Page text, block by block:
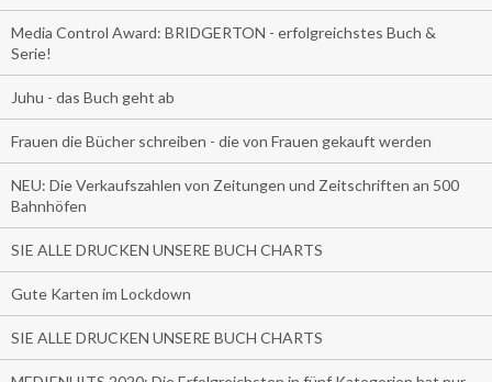
Media Control Award: BRIDGERTON - erfolgreichstes Buch &
Serie!
Juhu - das Buch geht ab
Frauen die Bücher schreiben - die von Frauen gekauft werden
NEU: Die Verkaufszahlen von Zeitungen und Zeitschriften an 500
Bahnhöfen
SIE ALLE DRUCKEN UNSERE BUCH CHARTS
Gute Karten im Lockdown
SIE ALLE DRUCKEN UNSERE BUCH CHARTS